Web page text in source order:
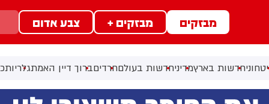
מבזקים מבזקים + צבע אדום
חדשות בארץמדיניחדשות בעולםחרדיםברוך דיין האמתגלריות